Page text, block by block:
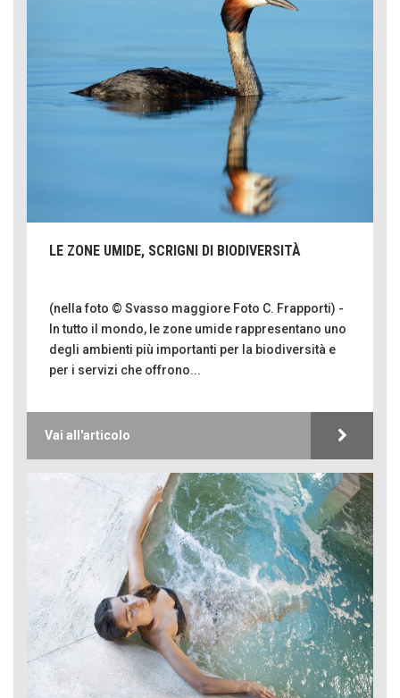
LE ZONE UMIDE, SCRIGNI DI BIODIVERSITÀ
(nella foto © Svasso maggiore Foto C. Frapporti) -
In tutto il mondo, le zone umide rappresentano uno
degli ambienti più importanti per la biodiversità e
per i servizi che offrono...
Vai all'articolo